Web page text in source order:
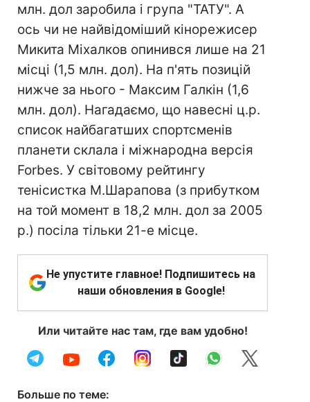
млн. дол заробила і група "ТАТУ". А
ось чи не найвідоміший кінорежисер
Микита Міхалков опинився лише на 21
місці (1,5 млн. дол). На п'ять позицій
нижче за нього - Максим Галкін (1,6
млн. дол). Нагадаємо, що навесні ц.р.
список найбагатших спортсменів
планети склала і міжнародна версія
Forbes. У світовому рейтингу
тенісистка М.Шарапова (з прибутком
на той момент в 18,2 млн. дол за 2005
р.) посіла тільки 21-е місце.
Не упустите главное! Подпишитесь на
наши обновления в Google!
Или читайте нас там, где вам удобно!
Больше по теме: